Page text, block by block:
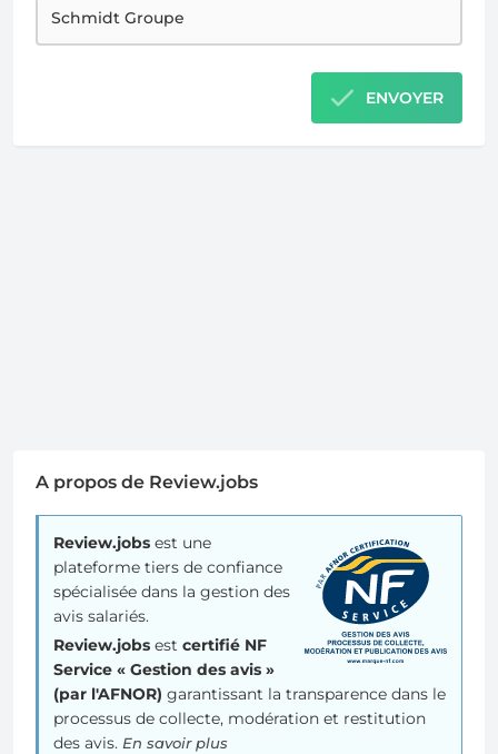
ENVOYER
A propos de Review.jobs
Review.jobs est une
plateforme tiers de confiance
spécialisée dans la gestion des
avis salariés.
Review.jobs est certifié NF
Service « Gestion des avis »
(par l'AFNOR) garantissant la transparence dans le
processus de collecte, modération et restitution
des avis. En savoir plus